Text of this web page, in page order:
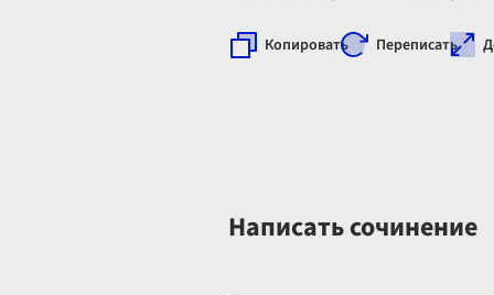
Копировать Переписать
Написать сочинение